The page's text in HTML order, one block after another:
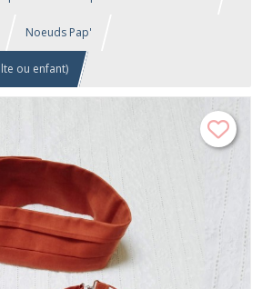
Noeuds Pap'
ou enfant)